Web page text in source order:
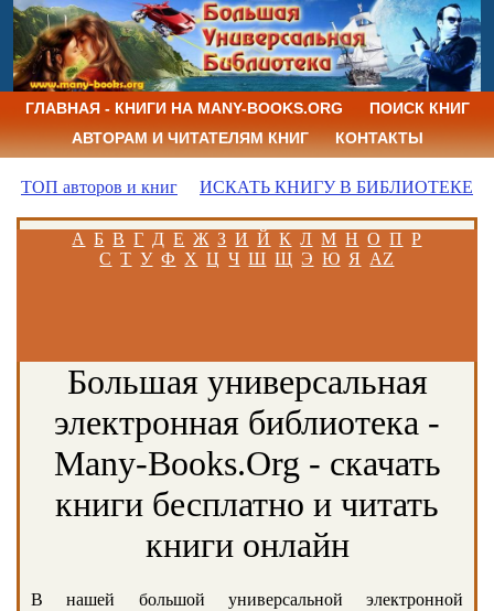
ГЛАВНАЯ - КНИГИ НА MANY-BOOKS.ORG
ПОИСК КНИГ
АВТОРАМ И ЧИТАТЕЛЯМ КНИГ
КОНТАКТЫ
ТОП авторов и книг ИСКАТЬ КНИГУ В БИБЛИОТЕКЕ
А Б В Г Д Е Ж З И Й К Л М Н О П Р
С Т У Ф Х Ц Ч Ш Щ Э Ю Я AZ
Большая универсальная
электронная библиотека -
Many-Books.Org - скачать
книги бесплатно и читать
книги онлайн
В нашей большой универсальной электронной